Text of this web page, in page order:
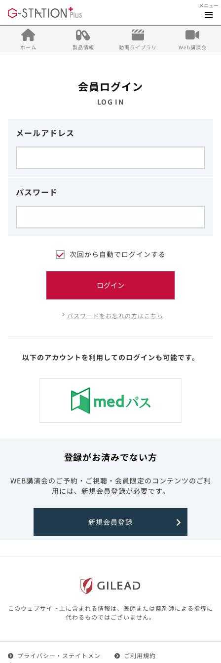
メニュー
ホーム 製品情報 動画ライブラリ Web講演会
会員ログイン
LOG IN
メールアドレス
パスワード
次回から自動でログインする
ログイン
パスワードをお忘れの方はこちら
以下のアカウントを利用してのログインも可能です。
登録がお済みでない方
WEB講演会のご予約・ご視聴・会員限定のコンテンツのご利
用には、新規会員登録が必要です。
新規会員登録
このウェブサイト上に含まれる情報は、医師または薬剤師による指導に
代わるものではございません。
プライバシー・ステイトメン
ご利用規約